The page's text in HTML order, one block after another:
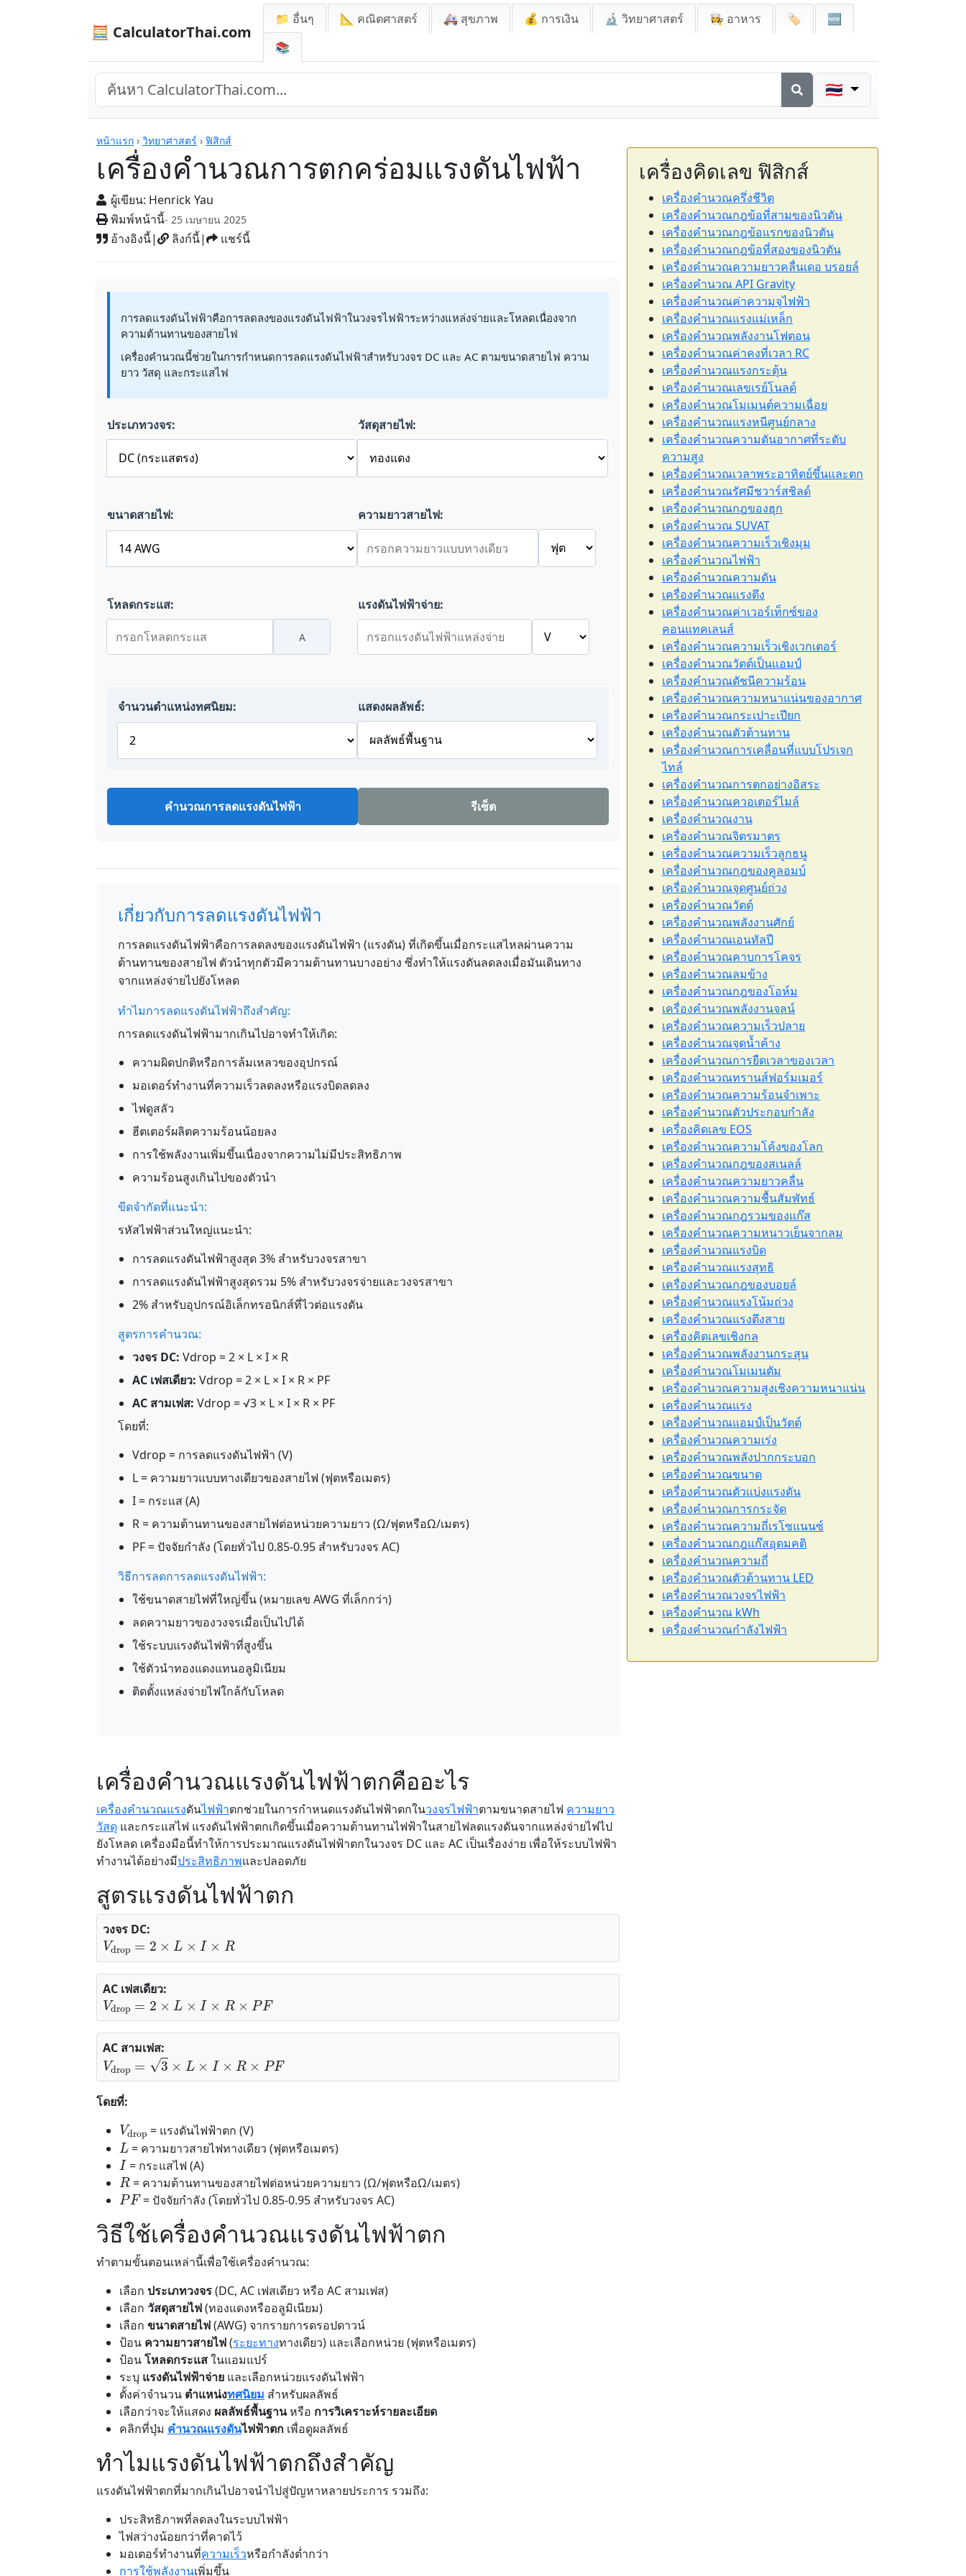
🧮 CalculatorThai.com
📁 อื่นๆ 📐 คณิตศาสตร์ 🚑 สุขภาพ 💰 การเงิน 🔬 วิทยาศาสตร์ 👩‍🍳 อาหาร 🏷️
🆕
📚
🇹🇭
หน้าแรก › วิทยาศาสตร์ › ฟิสิกส์
เครื่องคำนวณการตกคร่อมแรงดันไฟฟ้า
ผู้เขียน: Henrick Yau
พิมพ์หน้านี้- 25 เมษายน 2025
อ้างอิงนี้| ลิงก์นี้| แชร์นี้
เครื่องคิดเลข
การลดแรงดันไฟฟ้าคือการลดลงของแรงดันไฟฟ้าในวงจรไฟฟ้าระหว่างแหล่งจ่ายและโหลดเนื่องจาก
ความต้านทานของสายไฟ
เครื่องคำนวณนี้ช่วยในการกำหนดการลดแรงดันไฟฟ้าสำหรับวงจร DC และ AC ตามขนาดสายไฟ ความ
ยาว วัสดุ และกระแสไฟ
ประเภทวงจร: วัสดุสายไฟ:
ขนาดสายไฟ: ความยาวสายไฟ:
โหลดกระแส:
A
แรงดันไฟฟ้าจ่าย:
จำนวนตำแหน่งทศนิยม: แสดงผลลัพธ์:
คำนวณการลดแรงดันไฟฟ้า รีเซ็ต
เกี่ยวกับการลดแรงดันไฟฟ้า
การลดแรงดันไฟฟ้าคือการลดลงของแรงดันไฟฟ้า (แรงดัน) ที่เกิดขึ้นเมื่อกระแสไหลผ่านความ
ต้านทานของสายไฟ ตัวนำทุกตัวมีความต้านทานบางอย่าง ซึ่งทำให้แรงดันลดลงเมื่อมันเดินทาง
จากแหล่งจ่ายไปยังโหลด
ทำไมการลดแรงดันไฟฟ้าถึงสำคัญ:
การลดแรงดันไฟฟ้ามากเกินไปอาจทำให้เกิด:
ความผิดปกติหรือการล้มเหลวของอุปกรณ์
มอเตอร์ทำงานที่ความเร็วลดลงหรือแรงบิดลดลง
ไฟดูสลัว
ฮีตเตอร์ผลิตความร้อนน้อยลง
การใช้พลังงานเพิ่มขึ้นเนื่องจากความไม่มีประสิทธิภาพ
ความร้อนสูงเกินไปของตัวนำ
ขีดจำกัดที่แนะนำ:
รหัสไฟฟ้าส่วนใหญ่แนะนำ:
การลดแรงดันไฟฟ้าสูงสุด 3% สำหรับวงจรสาขา
การลดแรงดันไฟฟ้าสูงสุดรวม 5% สำหรับวงจรจ่ายและวงจรสาขา
2% สำหรับอุปกรณ์อิเล็กทรอนิกส์ที่ไวต่อแรงดัน
สูตรการคำนวณ:
วงจร DC: Vdrop = 2 × L × I × R
AC เฟสเดียว: Vdrop = 2 × L × I × R × PF
AC สามเฟส: Vdrop = √3 × L × I × R × PF
โดยที่:
Vdrop = การลดแรงดันไฟฟ้า (V)
L = ความยาวแบบทางเดียวของสายไฟ (ฟุตหรือเมตร)
I = กระแส (A)
R = ความต้านทานของสายไฟต่อหน่วยความยาว (Ω/ฟุตหรือΩ/เมตร)
PF = ปัจจัยกำลัง (โดยทั่วไป 0.85-0.95 สำหรับวงจร AC)
วิธีการลดการลดแรงดันไฟฟ้า:
ใช้ขนาดสายไฟที่ใหญ่ขึ้น (หมายเลข AWG ที่เล็กกว่า)
ลดความยาวของวงจรเมื่อเป็นไปได้
ใช้ระบบแรงดันไฟฟ้าที่สูงขึ้น
ใช้ตัวนำทองแดงแทนอลูมิเนียม
ติดตั้งแหล่งจ่ายไฟใกล้กับโหลด
เครื่องคำนวณแรงดันไฟฟ้าตกคืออะไร
เครื่องคำนวณแรงดันไฟฟ้าตกช่วยในการกำหนดแรงดันไฟฟ้าตกในวงจรไฟฟ้าตามขนาดสายไฟ ความยาว
วัสดุ และกระแสไฟ แรงดันไฟฟ้าตกเกิดขึ้นเมื่อความต้านทานไฟฟ้าในสายไฟลดแรงดันจากแหล่งจ่ายไฟไป
ยังโหลด เครื่องมือนี้ทำให้การประมาณแรงดันไฟฟ้าตกในวงจร DC และ AC เป็นเรื่องง่าย เพื่อให้ระบบไฟฟ้า
ทำงานได้อย่างมีประสิทธิภาพและปลอดภัย
สูตรแรงดันไฟฟ้าตก
วงจร DC:
Vdrop= × R
AC เฟสเดียว:
Vdrop=2× × R× F
AC สามเฟส:
Vdrop=3×L × P
โดยที่:
Vdrop
= แรงดันไฟฟ้าตก (V)
L
= ความยาวสายไฟทางเดียว (ฟุตหรือเมตร)
I
= กระแสไฟ (A)
R
= ความต้านทานของสายไฟต่อหน่วยความยาว (Ω/ฟุตหรือΩ/เมตร)
PF
= ปัจจัยกำลัง (โดยทั่วไป 0.85-0.95 สำหรับวงจร AC)
วิธีใช้เครื่องคำนวณแรงดันไฟฟ้าตก
ทำตามขั้นตอนเหล่านี้เพื่อใช้เครื่องคำนวณ:
เลือก ประเภทวงจร(DC, AC เฟสเดียว หรือ AC สามเฟส)
เลือก วัสดุสายไฟ(ทองแดงหรืออลูมิเนียม)
เลือก ขนาดสายไฟ(AWG) จากรายการดรอปดาวน์
ป้อน ความยาวสายไฟ(ระยะทางทางเดียว) และเลือกหน่วย (ฟุตหรือเมตร)
ป้อนโหลดกระแสในแอมแปร์
ระบุ แรงดันไฟฟ้าจ่าย และเลือกหน่วยแรงดันไฟฟ้า
ตั้งค่าจำนวน ตำแหน่งทศนิยม สำหรับผลลัพธ์
เลือกว่าจะให้แสดง ผลลัพธ์พื้นฐานหรือ การวิเคราะห์รายละเอียด
คลิกที่ปุ่ม คำนวณแรงดันไฟฟ้าตก เพื่อดูผลลัพธ์
ทำไมแรงดันไฟฟ้าตกถึงสำคัญ
แรงดันไฟฟ้าตกที่มากเกินไปอาจนำไปสู่ปัญหาหลายประการ รวมถึง:
ประสิทธิภาพที่ลดลงในระบบไฟฟ้า
ไฟสว่างน้อยกว่าที่คาดไว้
มอเตอร์ทำงานที่ความเร็วหรือกำลังต่ำกว่า
การใช้พลังงานเพิ่มขึ้น
เครื่องคิดเลข ฟิสิกส์
เครื่องคำนวณครึ่งชีวิต
เครื่องคำนวณกฎข้อที่สามของนิวตัน
เครื่องคำนวณกฎข้อแรกของนิวตัน
เครื่องคำนวณกฎข้อที่สองของนิวตัน
เครื่องคำนวณความยาวคลื่นเดอ บรอยล์
เครื่องคำนวณ API Gravity
เครื่องคำนวณค่าความจุไฟฟ้า
เครื่องคำนวณแรงแม่เหล็ก
เครื่องคำนวณพลังงานโฟตอน
เครื่องคำนวณค่าคงที่เวลา RC
เครื่องคำนวณแรงกระตุ้น
เครื่องคำนวณเลขเรย์โนลด์
เครื่องคำนวณโมเมนต์ความเฉื่อย
เครื่องคำนวณแรงหนีศูนย์กลาง
เครื่องคำนวณความดันอากาศที่ระดับ
ความสูง
เครื่องคำนวณเวลาพระอาทิตย์ขึ้นและตก
เครื่องคำนวณรัศมีชวาร์สชิลด์
เครื่องคำนวณกฎของฮุก
เครื่องคำนวณ SUVAT
เครื่องคำนวณความเร็วเชิงมุม
เครื่องคำนวณไฟฟ้า
เครื่องคำนวณความดัน
เครื่องคำนวณแรงตึง
เครื่องคำนวณค่าเวอร์เท็กซ์ของ
คอนแทคเลนส์
เครื่องคำนวณความเร็วเชิงเวกเตอร์
เครื่องคำนวณวัตต์เป็นแอมป์
เครื่องคำนวณดัชนีความร้อน
เครื่องคำนวณความหนาแน่นของอากาศ
เครื่องคำนวณกระเปาะเปียก
เครื่องคำนวณตัวต้านทาน
เครื่องคำนวณการเคลื่อนที่แบบโปรเจก
ไทล์
เครื่องคำนวณการตกอย่างอิสระ
เครื่องคำนวณควอเตอร์ไมล์
เครื่องคำนวณงาน
เครื่องคำนวณจิตรมาตร
เครื่องคำนวณความเร็วลูกธนู
เครื่องคำนวณกฎของคูลอมบ์
เครื่องคำนวณจุดศูนย์ถ่วง
เครื่องคำนวณวัตต์
เครื่องคำนวณพลังงานศักย์
เครื่องคำนวณเอนทัลปี
เครื่องคำนวณคาบการโคจร
เครื่องคำนวณลมข้าง
เครื่องคำนวณกฎของโอห์ม
เครื่องคำนวณพลังงานจลน์
เครื่องคำนวณความเร็วปลาย
เครื่องคำนวณจุดน้ำค้าง
เครื่องคำนวณการยืดเวลาของเวลา
เครื่องคำนวณทรานส์ฟอร์มเมอร์
เครื่องคำนวณความร้อนจำเพาะ
เครื่องคำนวณตัวประกอบกำลัง
เครื่องคิดเลข EOS
เครื่องคำนวณความโค้งของโลก
เครื่องคำนวณกฎของสเนลล์
เครื่องคำนวณความยาวคลื่น
เครื่องคำนวณความชื้นสัมพัทธ์
เครื่องคำนวณกฎรวมของแก๊ส
เครื่องคำนวณความหนาวเย็นจากลม
เครื่องคำนวณแรงบิด
เครื่องคำนวณแรงสุทธิ
เครื่องคำนวณกฎของบอยล์
เครื่องคำนวณแรงโน้มถ่วง
เครื่องคำนวณแรงตึงสาย
เครื่องคิดเลขเชิงกล
เครื่องคำนวณพลังงานกระสุน
เครื่องคำนวณโมเมนตัม
เครื่องคำนวณความสูงเชิงความหนาแน่น
เครื่องคำนวณแรง
เครื่องคำนวณแอมป์เป็นวัตต์
เครื่องคำนวณความเร่ง
เครื่องคำนวณพลังปากกระบอก
เครื่องคำนวณขนาด
เครื่องคำนวณตัวแบ่งแรงดัน
เครื่องคำนวณการกระจัด
เครื่องคำนวณความถี่เรโซแนนซ์
เครื่องคำนวณกฎแก๊สอุดมคติ
เครื่องคำนวณความถี่
เครื่องคำนวณตัวต้านทาน LED
เครื่องคำนวณวงจรไฟฟ้า
เครื่องคำนวณ kWh
เครื่องคำนวณกำลังไฟฟ้า